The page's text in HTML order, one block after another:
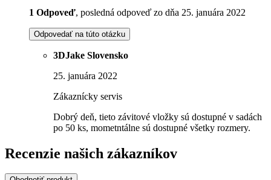
1 Odpoveď, posledná odpoveď zo dňa 25. januára 2022
Odpovedať na túto otázku
3DJake Slovensko
25. januára 2022
Zákaznícky servis
Dobrý deň, tieto závitové vložky sú dostupné v sadách
po 50 ks, mometntálne sú dostupné všetky rozmery.
Recenzie našich zákazníkov